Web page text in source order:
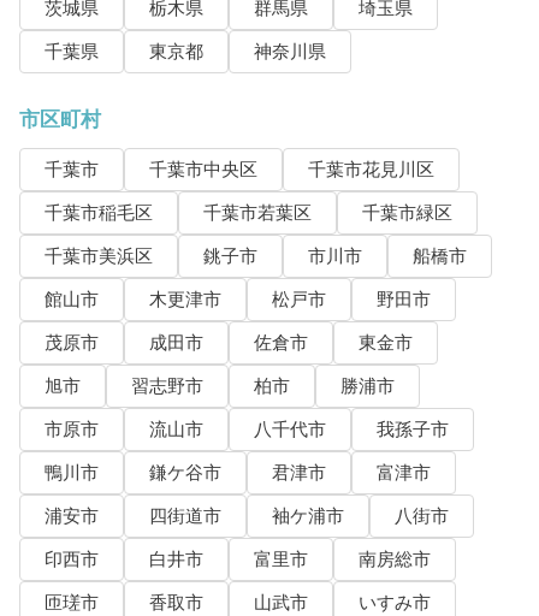
茨城県 栃木県 群馬県
埼玉県
千葉県
東京都 神奈川県
市区町村
千葉市 千葉市中央区
千葉市花見川区
千葉市稲毛区
千葉市若葉区
千葉市緑区
千葉市美浜区
銚子市 市川市
船橋市
館山市
木更津市 松戸市
野田市
茂原市
成田市 佐倉市
東金市
旭市
習志野市 柏市
勝浦市
市原市
流山市 八千代市
我孫子市
鴨川市
鎌ケ谷市 君津市
富津市
浦安市
四街道市 袖ケ浦市
八街市
印西市
白井市 富里市
南房総市
匝瑳市
香取市 山武市
いすみ市